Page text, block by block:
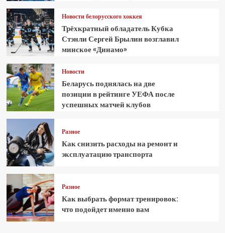
Новости белорусского хоккея
Трёхкратный обладатель Кубка
Стэнли Сергей Брылин возглавил
минское «Динамо»
Новости
Беларусь поднялась на две
позиции в рейтинге УЕФА после
успешных матчей клубов
Разное
Как снизить расходы на ремонт и
эксплуатацию транспорта
Разное
Как выбрать формат тренировок:
что подойдет именно вам